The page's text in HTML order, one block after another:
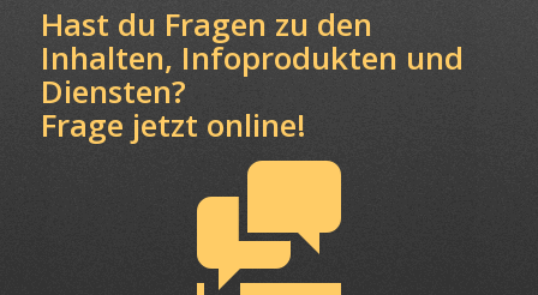
Hast du Fragen zu den
Inhalten, Infoprodukten und
Diensten?
Frage jetzt online!